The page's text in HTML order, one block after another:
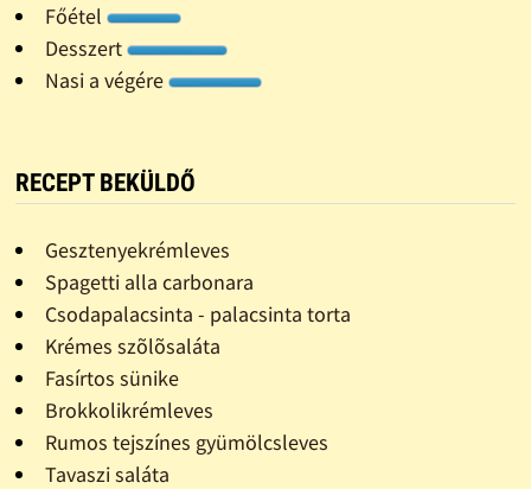
Főétel
Desszert
Nasi a végére
RECEPT BEKÜLDŐ
Gesztenyekrémleves
Spagetti alla carbonara
Csodapalacsinta - palacsinta torta
Krémes szõlõsaláta
Fasírtos sünike
Brokkolikrémleves
Rumos tejszínes gyümölcsleves
Tavaszi saláta